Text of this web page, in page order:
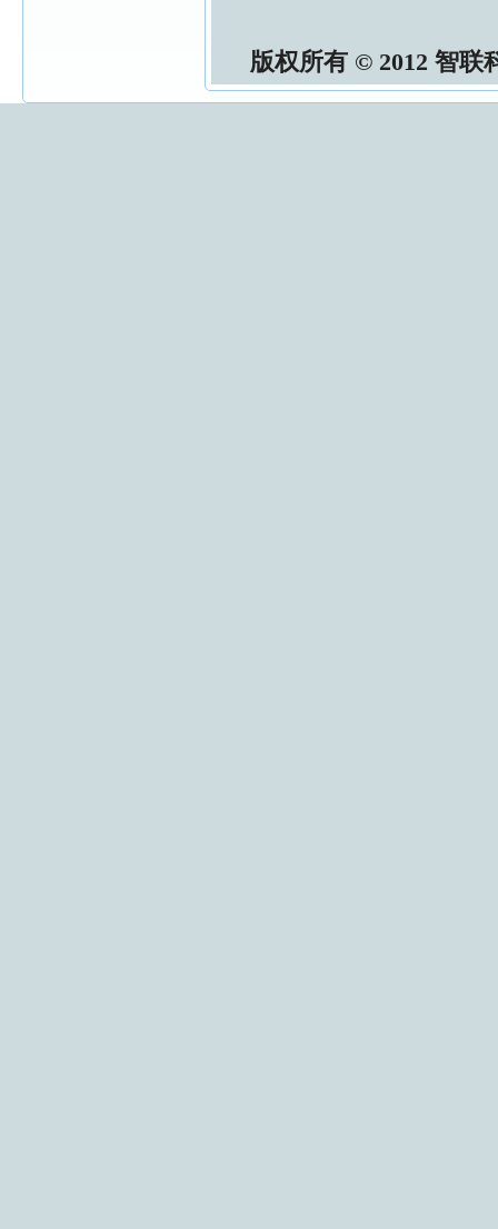
版权所有 © 2012 智